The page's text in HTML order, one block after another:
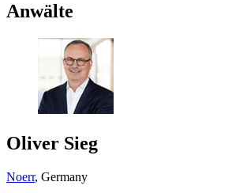
Anwälte
Oliver Sieg
Noerr, Germany